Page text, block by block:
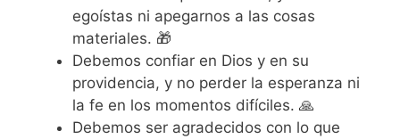
egoístas ni apegarnos a las cosas
materiales. 🎁
Debemos confiar en Dios y en su
providencia, y no perder la esperanza ni
la fe en los momentos difíciles. 🙏
Debemos ser agradecidos con lo que